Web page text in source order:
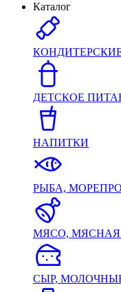
Каталог
ДЕТСКОЕ
НАПИТКИ
РЫБА,
МЯСО,
СЫР,